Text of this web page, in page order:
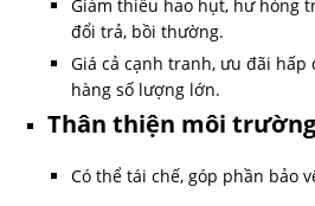
Giảm thiểu hao hụt, hư hỏng
đổi trả, bồi thường.
Giá cả cạnh tranh, ưu đãi hấp
hàng số lượng lớn.
Thân thiện môi
Có thể tái chế, góp phần bảo